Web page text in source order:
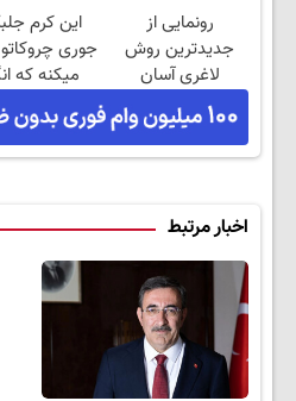
کن
رونمایی از
جدیدترین روش
لاغری آسان
(تخفیف تا امشب)
این کرم
جوری
میکنه که
بوتاکس
(تخفیف
اخبار مرتبط